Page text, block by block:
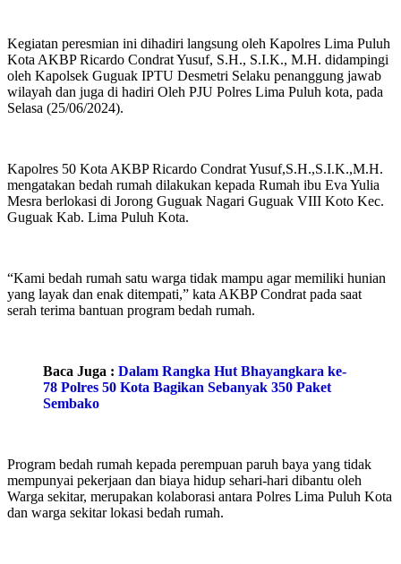
Kegiatan peresmian ini dihadiri langsung oleh Kapolres Lima Puluh
Kota AKBP Ricardo Condrat Yusuf, S.H., S.I.K., M.H. didampingi
oleh Kapolsek Guguak IPTU Desmetri Selaku penanggung jawab
wilayah dan juga di hadiri Oleh PJU Polres Lima Puluh kota, pada
Selasa (25/06/2024).
Kapolres 50 Kota AKBP Ricardo Condrat Yusuf,S.H.,S.I.K.,M.H.
mengatakan bedah rumah dilakukan kepada Rumah ibu Eva Yulia
Mesra berlokasi di Jorong Guguak Nagari Guguak VIII Koto Kec.
Guguak Kab. Lima Puluh Kota.
“Kami bedah rumah satu warga tidak mampu agar memiliki hunian
yang layak dan enak ditempati,” kata AKBP Condrat pada saat
serah terima bantuan program bedah rumah.
Baca Juga : Dalam Rangka Hut Bhayangkara ke-
78 Polres 50 Kota Bagikan Sebanyak 350 Paket
Sembako
Program bedah rumah kepada perempuan paruh baya yang tidak
mempunyai pekerjaan dan biaya hidup sehari-hari dibantu oleh
Warga sekitar, merupakan kolaborasi antara Polres Lima Puluh Kota
dan warga sekitar lokasi bedah rumah.